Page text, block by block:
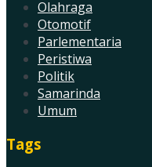
Olahraga
Otomotif
Parlementaria
Peristiwa
Politik
Samarinda
Umum
Tags